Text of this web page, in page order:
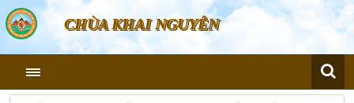
CHÙA KHAI NGUYÊN